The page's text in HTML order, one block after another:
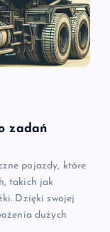
zadań
pojazdy, które
takich jak
Dzięki swojej
dużych